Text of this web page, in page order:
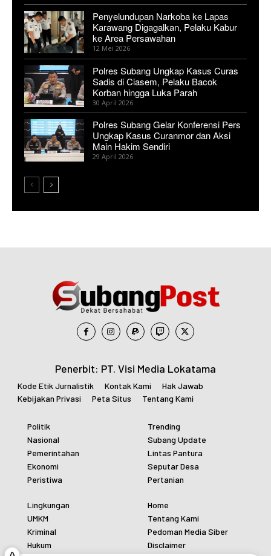
Penyelundupan Narkoba ke Lapas
Karawang Digagalkan, Pelaku Kabur
ke Area Persawahan
12 Mei 2026
Polres Subang Ungkap Kasus Curas
Sadis di Ciasem, Pelaku Bacok
Korban hingga Luka Parah
30 April 2026
Polres Subang Gelar Konferensi Pers
Ungkap Kasus Curanmor dan Aksi
Main Hakim Sendiri
29 April 2026
Penerbit: PT. Visi Media Lokatama
Kode Etik Jurnalistik Kontak Kami
Hak Jawab
Kebijakan Privasi
Peta Situs Tentang Kami
Politik
Nasional
Pemerintahan
Ekonomi
Peristiwa
Trending
Subang Update
Lintas Pantura
Seputar Desa
Pertanian
Lingkungan
UMKM
Kriminal
Hukum
Home
Tentang Kami
Pedoman Media Siber
Disclaimer